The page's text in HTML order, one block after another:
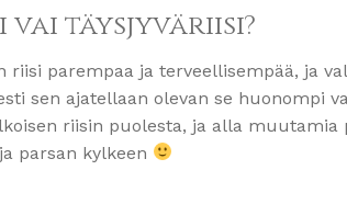
täysjyväriisi?
riisi parempaa ja terveellisempää, ja
sen ajatellaan olevan se huonompi
riisin puolesta, ja alla muutamia
parsan kylkeen